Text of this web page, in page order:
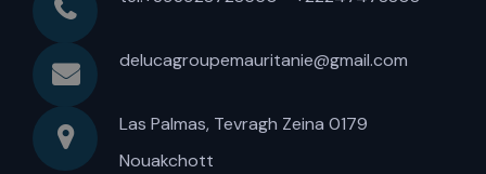
delucagroupemauritanie@gmail.com
Las Palmas, Tevragh Zeina 0179
Nouakchott